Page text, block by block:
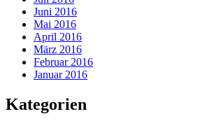
Juni 2016
Mai 2016
April 2016
März 2016
Februar 2016
Januar 2016
Kategorien